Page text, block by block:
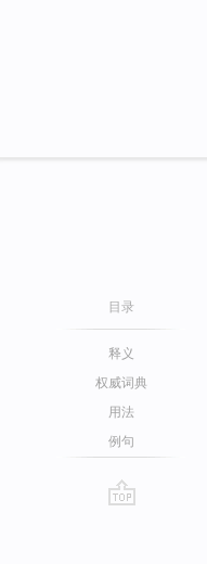
目录
释义
权威词典
用法
例句